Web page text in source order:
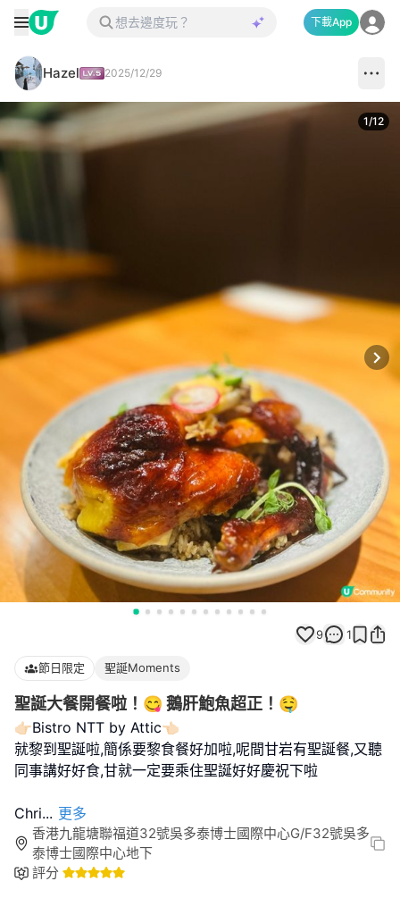
下載App
Hazel 2025/12/29
1/12
9 1
節日限定 聖誕Moments
聖誕大餐開餐啦！😋 鵝肝鮑魚超正！🤤
👉🏻Bistro NTT by Attic👈🏻
就黎到聖誕啦,簡係要黎食餐好加啦,呢間甘岩有聖誕餐,又聽
同事講好好食,甘就一定要乘住聖誕好好慶祝下啦
Chri... 更多
香港九龍塘聯福道32號吳多泰博士國際中心G/F32號吳多
泰博士國際中心地下
評分